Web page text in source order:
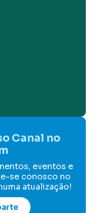
Canal no
eventos e
se conosco no
atualização!